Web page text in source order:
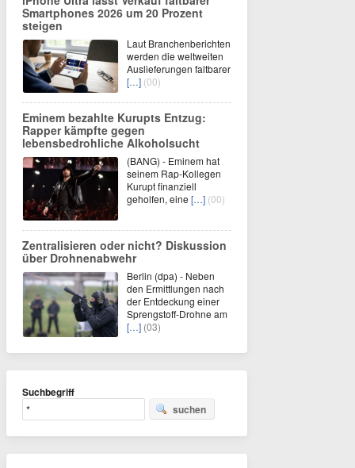
Smartphones 2026 um 20 Prozent
steigen
Laut Branchenberichten
werden die weltweiten
Auslieferungen faltbarer
[…] (00)
Eminem bezahlte Kurupts Entzug:
Rapper kämpfte gegen
lebensbedrohliche Alkoholsucht
(BANG) - Eminem hat
seinem Rap-Kollegen
Kurupt finanziell
geholfen, eine […] (00)
Zentralisieren oder nicht? Diskussion
über Drohnenabwehr
Berlin (dpa) - Neben
den Ermittlungen nach
der Entdeckung einer
Sprengstoff-Drohne am
[…] (03)
Suchbegriff
suchen